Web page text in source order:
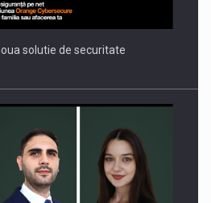
solutie de securitate